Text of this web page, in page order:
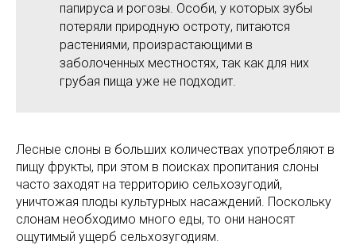
папируса и рогозы. Особи, у которых зубы
потеряли природную остроту, питаются
растениями, произрастающими в
заболоченных местностях, так как для них
грубая пища уже не подходит.
Лесные слоны в больших количествах употребляют в
пищу фрукты, при этом в поисках пропитания слоны
часто заходят на территорию сельхозугодий,
уничтожая плоды культурных насаждений. Поскольку
слонам необходимо много еды, то они наносят
ощутимый ущерб сельхозугодиям.